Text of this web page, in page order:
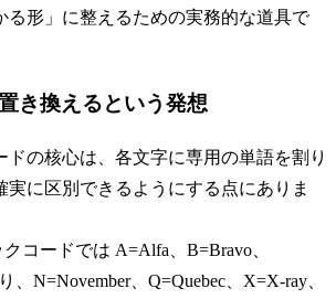
る形」に整えるための実務的な道具で
き換えるという発想
ドの核心は、各文字に専用の単語を割り
実に区別できるようにする点にありま
コードでは A=Alfa、B=Bravo、
、N=November、Q=Quebec、X=X-ray、